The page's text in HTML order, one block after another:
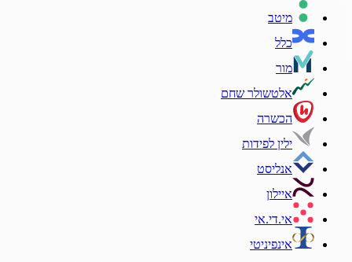
מיטב
כלל
מור
אלטשולר שחם
הכשרה
ילין לפידות
אנליסט
איילון
אי.די.אי
אינפיניטי